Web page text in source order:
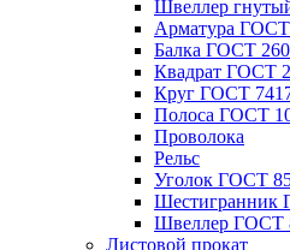
Швеллер
Арматура ГОСТ
Балка ГОСТ
Квадрат ГОСТ
Круг ГОСТ
Полоса ГОСТ
Проволока
Рельс
Уголок ГОСТ
Шестигранник
Швеллер ГОСТ
Листовой прокат